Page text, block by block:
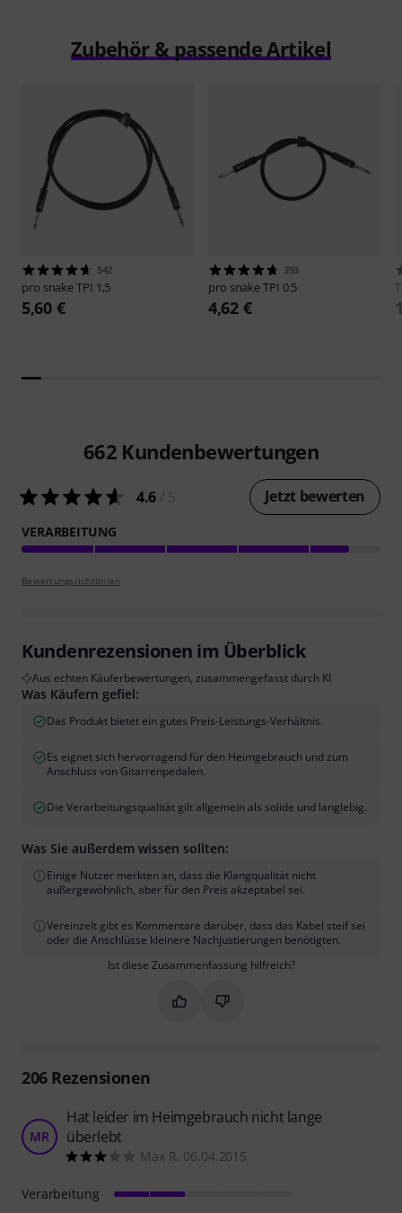
Zubehör & passende Artikel
542
pro snakeTPI 1,5
5,60 €
393
pro snakeTPI 0.5
4,62 €
662 Kundenbewertungen
4.6 Jetzt bewerten
VERARBEITUNG
Bewertungsrichtlinien
Kundenrezensionen im Überblick
Aus echten Käuferbewertungen, zusammengefasst durch KI
Was Käufern gefiel:
Das Produkt bietet ein gutes Preis-Leistungs-Verhältnis.
Es eignet sich hervorragend für den Heimgebrauch und zum
Anschluss von Gitarrenpedalen.
Die Verarbeitungsqualität gilt allgemein als solide und langlebig.
Was Sie außerdem wissen sollten:
Einige Nutzer merkten an, dass die Klangqualität nicht
außergewöhnlich, aber für den Preis akzeptabel sei.
Vereinzelt gibt es Kommentare darüber, dass das Kabel steif sei
oder die Anschlüsse kleinere Nachjustierungen benötigten.
Ist diese Zusammenfassung hilfreich?
Markieren Sie diese
Markieren Sie diese
206Rezensionen
MR
Hat leider im Heimgebrauch nicht lange
überlebt
Max R. 06.04.2015
Verarbeitung